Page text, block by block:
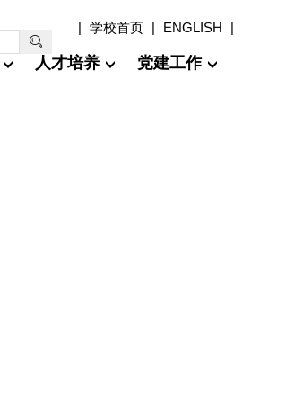
| 学校首页 | ENGLISH |
人才培养
党建工作
